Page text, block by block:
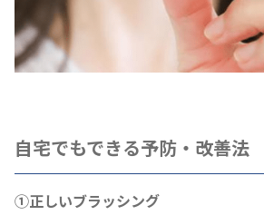
自宅でもできる予防・改善法
①正しいブラッシング